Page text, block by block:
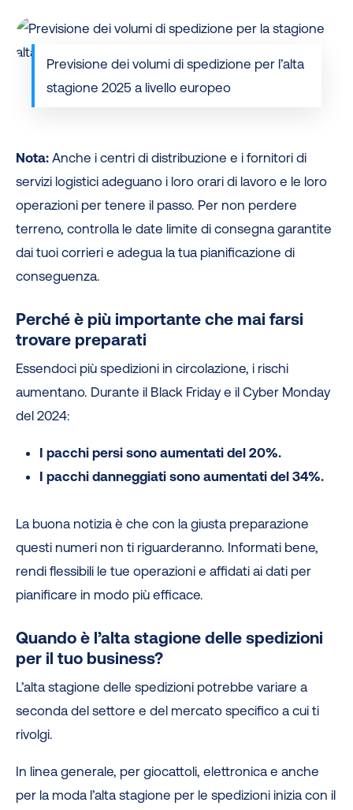
Previsione dei volumi di spedizione per l’alta
stagione 2025 a livello europeo
Nota: Anche i centri di distribuzione e i fornitori di
servizi logistici adeguano i loro orari di lavoro e le loro
operazioni per tenere il passo. Per non perdere
terreno, controlla le date limite di consegna garantite
dai tuoi corrieri e adegua la tua pianificazione di
conseguenza.
Perché è più importante che mai farsi
trovare preparati
Essendoci più spedizioni in circolazione, i rischi
aumentano. Durante il Black Friday e il Cyber Monday
del 2024:
I pacchi persi sono aumentati del 20%.
I pacchi danneggiati sono aumentati del 34%.
La buona notizia è che con la giusta preparazione
questi numeri non ti riguarderanno. Informati bene,
rendi flessibili le tue operazioni e affidati ai dati per
pianificare in modo più efficace.
Quando è l’alta stagione delle spedizioni
per il tuo business?
L’alta stagione delle spedizioni potrebbe variare a
seconda del settore e del mercato specifico a cui ti
rivolgi.
In linea generale, per giocattoli, elettronica e anche
per la moda l’alta stagione per le spedizioni inizia con il